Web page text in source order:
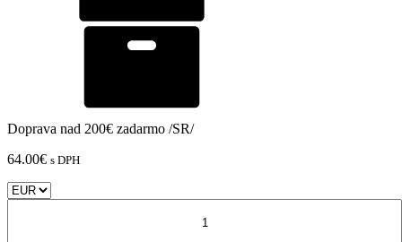
Doprava nad 200€ zadarmo /SR/
64.00€ s DPH